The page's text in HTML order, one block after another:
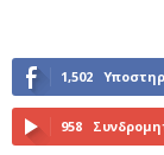
1,502
958